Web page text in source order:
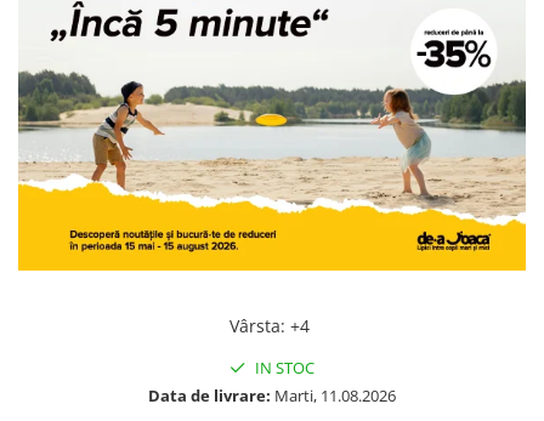
Jocuri Origami
Jocuri si jucarii educative
Jocuri STEAM
Jucarii interactive
Jucarii muzicale
Jucării ȋndemânare
Masinute si trenulete
Roboti de jucarie
Vârsta: +4
IN STOC
Data de livrare: Marti, 11.08.2026